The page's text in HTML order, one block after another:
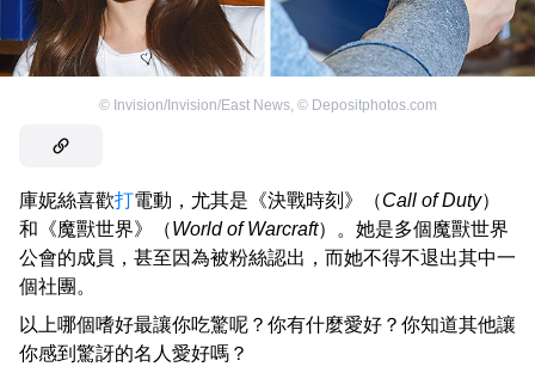
© Invision/Invision/East News, © Depositphotos.com
庫妮絲喜歡打電動，尤其是《決戰時刻》（Call of Duty）
和《魔獸世界》（World of Warcraft）。她是多個魔獸世界
公會的成員，甚至因為被粉絲認出，而她不得不退出其中一
個社團。
以上哪個嗜好最讓你吃驚呢？你有什麼愛好？你知道其他讓
你感到驚訝的名人愛好嗎？